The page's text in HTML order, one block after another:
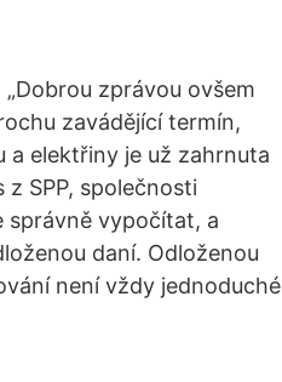
zprávou ovšem
zavádějící termín,
a elektřiny je už zahrnuta
SPP, společnosti
správně vypočítat, a
daní. Odloženou
není vždy jednoduché